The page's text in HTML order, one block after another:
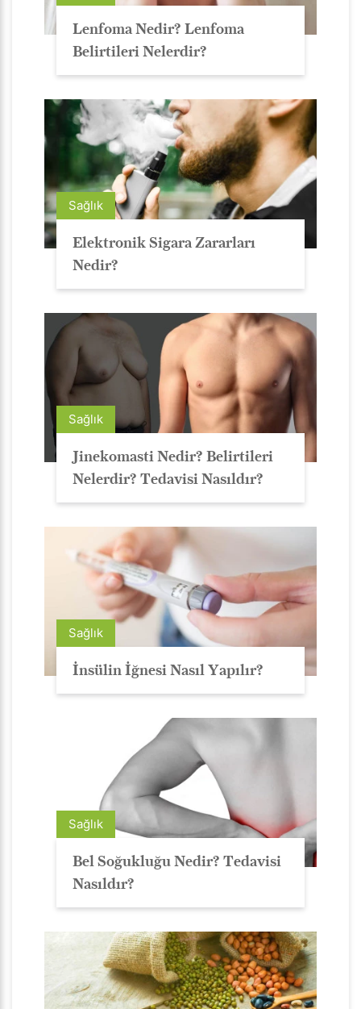
Lenfoma Nedir? Lenfoma
Belirtileri Nelerdir?
Sağlık
Elektronik Sigara Zararları
Nedir?
Sağlık
Jinekomasti Nedir? Belirtileri
Nelerdir? Tedavisi Nasıldır?
Sağlık
İnsülin İğnesi Nasıl Yapılır?
Sağlık
Bel Soğukluğu Nedir? Tedavisi
Nasıldır?